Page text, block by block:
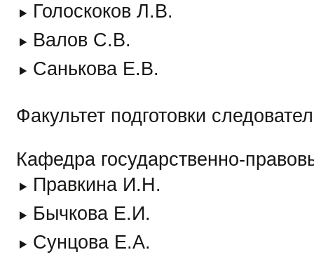
Голоскоков Л.В.
Валов С.В.
Санькова Е.В.
Факультет подготовки
Кафедра государственно-
Правкина И.Н.
Бычкова Е.И.
Сунцова Е.А.